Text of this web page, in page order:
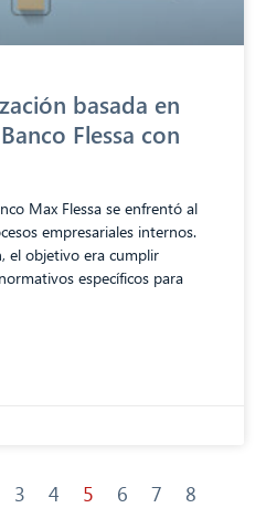
basada en
Flessa con
Max Flessa se enfrentó al
empresariales internos.
el objetivo era cumplir
específicos para
3 4 5 6 7
8